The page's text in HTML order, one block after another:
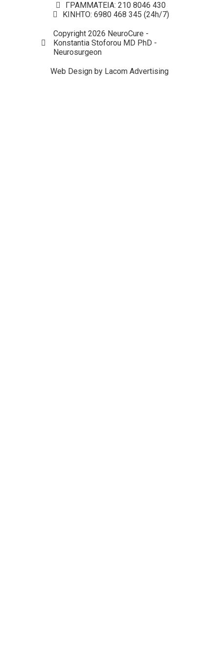
ΓΡΑΜΜΑΤΕΙΑ: 210 8046 430
ΚΙΝΗΤΟ: 6980 468 345 (24h/7)
Copyright 2026 NeuroCure -
Konstantia Stoforou MD PhD -
Neurosurgeon
Web Design by Lacom Advertising